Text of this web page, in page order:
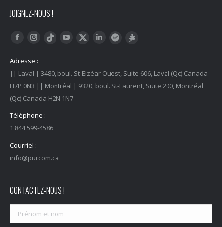
JOIGNEZ-NOUS !
Trouvez nous sur :
FacebookInstagram
Tiktok YouTubeTwitter LinkedInSpotify
Adresse :
|| Laval | 3480, boul. St-Elzéar Ouest, Suite 606, Laval (Qc) Canada
H7P 0N3 || Montréal | 9320, boul. St-Laurent, Suite 200, Montréal
(Qc) Canada H2N 1N7
Téléphone :
1 844 599-4586
Courriel :
info@purcom.ca
CONTACTEZ-NOUS !